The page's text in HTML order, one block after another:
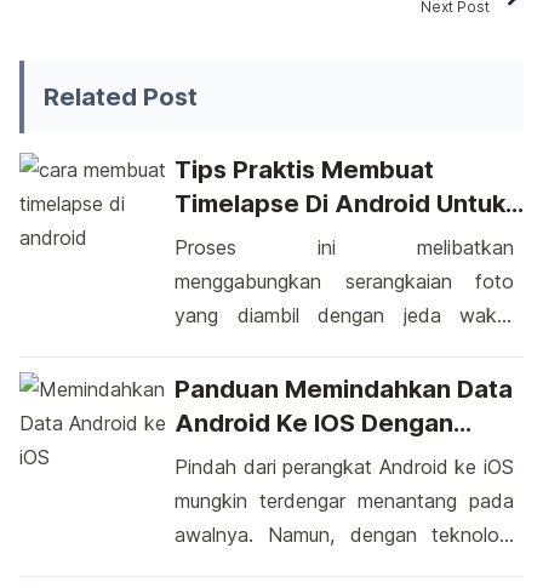
Next Post
Related Post
Tips Praktis Membuat
Timelapse Di Android Untuk
Hasil Mengagumkan
Proses ini melibatkan
menggabungkan serangkaian foto
yang diambil dengan jeda waktu
pendek yang mempercepat
perubahan seiring berjalannya waktu.
proses yang lambat atau perubahan
yang sulit dilihat dengan mata
telanjang secara lebih intens. Melalui
Panduan Memindahkan Data
Android Ke IOS Dengan
Lancar
Pindah dari perangkat Android ke iOS
mungkin terdengar menantang pada
awalnya. Namun, dengan teknologi